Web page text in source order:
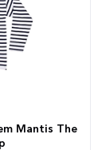
Mantis The